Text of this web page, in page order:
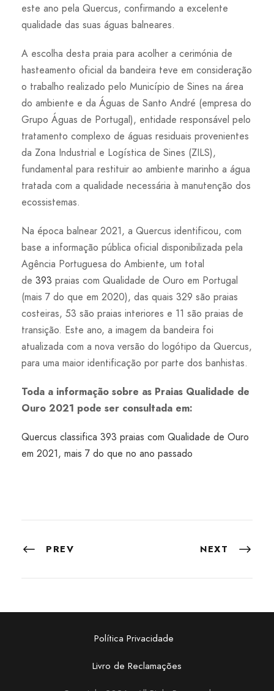
este ano pela Quercus, confirmando a excelente
qualidade das suas águas balneares.
A escolha desta praia para acolher a cerimónia de
hasteamento oficial da bandeira teve em consideração
o trabalho realizado pelo Município de Sines na área
do ambiente e da Águas de Santo André (empresa do
Grupo Águas de Portugal), entidade responsável pelo
tratamento complexo de águas residuais provenientes
da Zona Industrial e Logística de Sines (ZILS),
fundamental para restituir ao ambiente marinho a água
tratada com a qualidade necessária à manutenção dos
ecossistemas.
Na época balnear 2021, a Quercus identificou, com
base a informação pública oficial disponibilizada pela
Agência Portuguesa do Ambiente, um total
de 393 praias com Qualidade de Ouro em Portugal
(mais 7 do que em 2020), das quais 329 são praias
costeiras, 53 são praias interiores e 11 são praias de
transição. Este ano, a imagem da bandeira foi
atualizada com a nova versão do logótipo da Quercus,
para uma maior identificação por parte dos banhistas.
Toda a informação sobre as Praias Qualidade de
Ouro 2021 pode ser consultada em:
Quercus classifica 393 praias com Qualidade de Ouro
em 2021, mais 7 do que no ano passado
PREV NEXT
Política Privacidade
Livro de Reclamações